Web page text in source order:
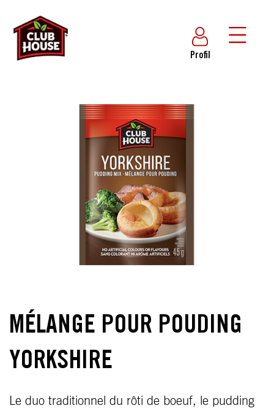
Profil
MÉLANGE POUR POUDING
YORKSHIRE
Le duo traditionnel du rôti de boeuf, le pudding